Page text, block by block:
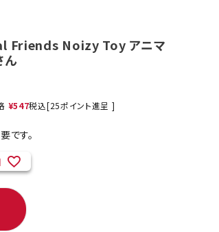
服・ウェア
首輪・ハーネス
おもちゃ
対象商品一覧
Friends Noizy Toy アニマ
ん
¥547税込[25ポイント進呈 ]
です。